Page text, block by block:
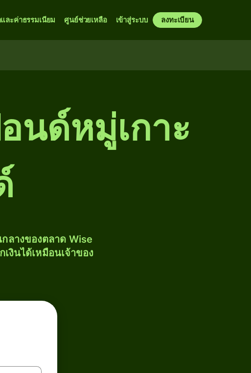
ละค่าธรรมเนียม ศูนย์ช่วยเหลือ เข้าสู่ระบบ ลงทะเบียน
นด์หมู่เกาะ
ลางของตลาด Wise
งินได้เหมือนเจ้าของ